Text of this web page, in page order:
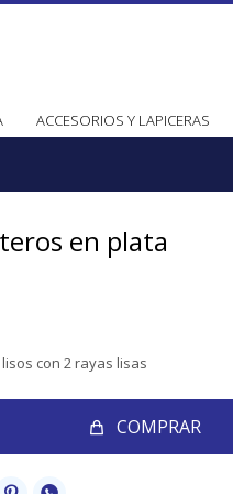
ACCESORIOS Y LAPICERAS
en plata
con 2 rayas lisas
COMPRAR